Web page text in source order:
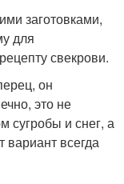
заготовками,
для
свекрови.
он
это не
сугробы и снег, а
вариант всегда